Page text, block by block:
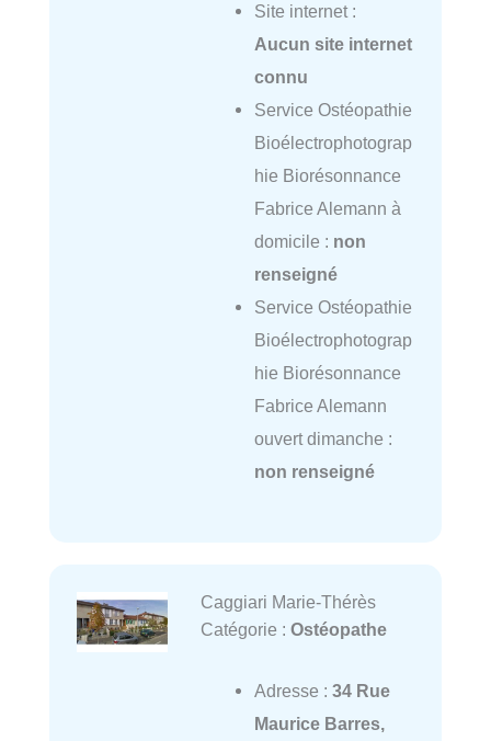
Site internet :
Aucun site internet
connu
Service Ostéopathie
Bioélectrophotograp
hie Biorésonnance
Fabrice Alemann à
domicile : non
renseigné
Service Ostéopathie
Bioélectrophotograp
hie Biorésonnance
Fabrice Alemann
ouvert dimanche :
non renseigné
Caggiari Marie-Thérès
Catégorie : Ostéopathe
Adresse : 34 Rue
Maurice Barres,